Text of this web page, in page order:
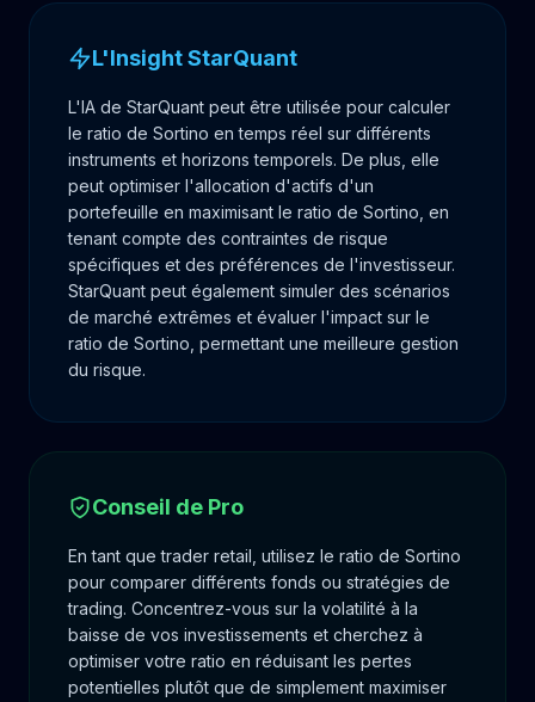
L'Insight StarQuant
L'IA de StarQuant peut être utilisée pour calculer
le ratio de Sortino en temps réel sur différents
instruments et horizons temporels. De plus, elle
peut optimiser l'allocation d'actifs d'un
portefeuille en maximisant le ratio de Sortino, en
tenant compte des contraintes de risque
spécifiques et des préférences de l'investisseur.
StarQuant peut également simuler des scénarios
de marché extrêmes et évaluer l'impact sur le
ratio de Sortino, permettant une meilleure gestion
du risque.
Conseil de Pro
En tant que trader retail, utilisez le ratio de Sortino
pour comparer différents fonds ou stratégies de
trading. Concentrez-vous sur la volatilité à la
baisse de vos investissements et cherchez à
optimiser votre ratio en réduisant les pertes
potentielles plutôt que de simplement maximiser